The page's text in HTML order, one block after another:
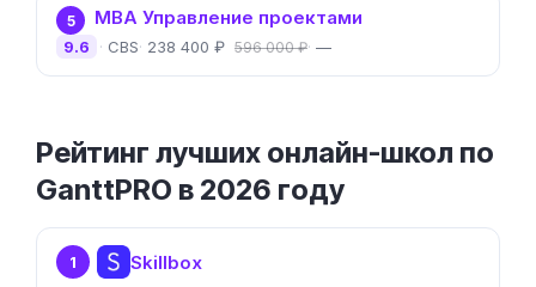
5 MBA Управление проектами
CBS 238 400 ₽ 596 000 ₽ —
9.6
Рейтинг лучших онлайн-школ по
GanttPRO в 2026 году
1 Skillbox